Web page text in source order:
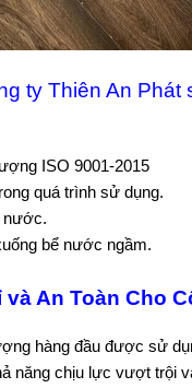
ty Thiên An Phát
ISO 9001-2015
quá trình sử dụng.
nước.
bể nước ngầm.
An Toàn Cho
hàng đầu được sử
năng chịu lực vượt trội